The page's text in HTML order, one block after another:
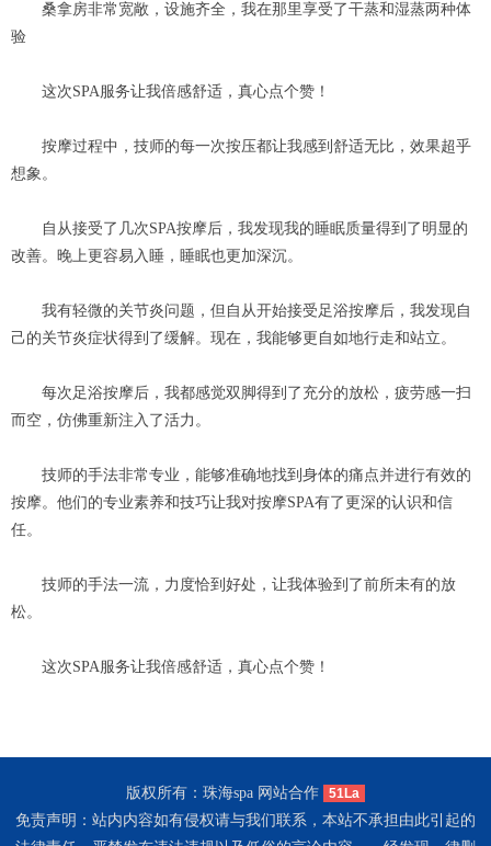
桑拿房非常宽敞，设施齐全，我在那里享受了干蒸和湿蒸两种体
验
这次SPA服务让我倍感舒适，真心点个赞！
按摩过程中，技师的每一次按压都让我感到舒适无比，效果超乎
想象。
自从接受了几次SPA按摩后，我发现我的睡眠质量得到了明显的
改善。晚上更容易入睡，睡眠也更加深沉。
我有轻微的关节炎问题，但自从开始接受足浴按摩后，我发现自
己的关节炎症状得到了缓解。现在，我能够更自如地行走和站立。
每次足浴按摩后，我都感觉双脚得到了充分的放松，疲劳感一扫
而空，仿佛重新注入了活力。
技师的手法非常专业，能够准确地找到身体的痛点并进行有效的
按摩。他们的专业素养和技巧让我对按摩SPA有了更深的认识和信
任。
技师的手法一流，力度恰到好处，让我体验到了前所未有的放
松。
这次SPA服务让我倍感舒适，真心点个赞！
版权所有：珠海spa 网站合作 51La
免责声明：站内内容如有侵权请与我们联系，本站不承担由此引起的